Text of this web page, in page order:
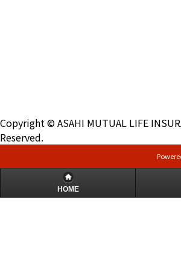
Copyright © ASAHI MUTUAL LIFE
Reserved.
HOME